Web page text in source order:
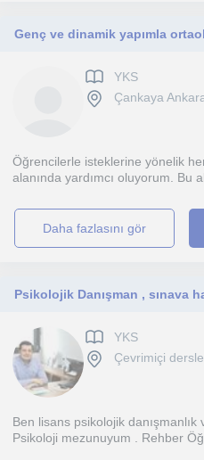
YKS
Çankaya
Öğrencilerle isteklerine yönelik
alanında yardımcı oluyorum. Bu
daha fazlasını gör
YKS
Çevrimiçi
Ben lisans psikolojik
Psikoloji mezunuyum . Rehber